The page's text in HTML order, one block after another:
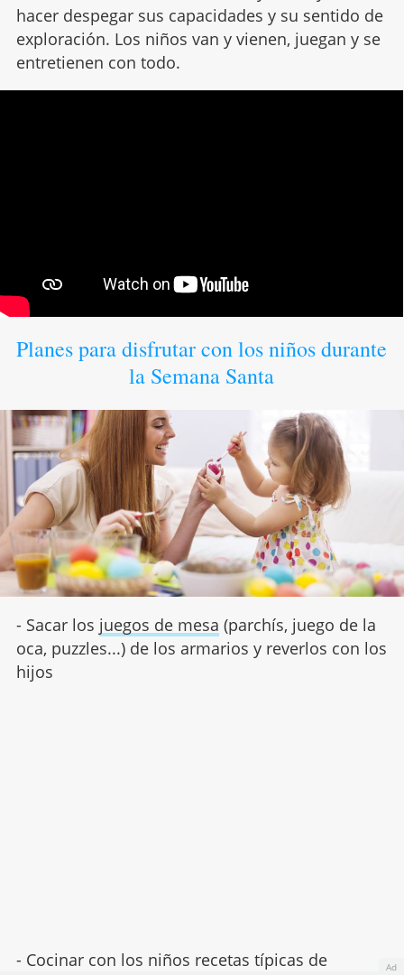
hacer despegar sus capacidades y su sentido de
exploración. Los niños van y vienen, juegan y se
entretienen con todo.
Planes para disfrutar con los niños durante
la Semana Santa
- Sacar los juegos de mesa (parchís, juego de la
oca, puzzles...) de los armarios y reverlos con los
hijos
- Cocinar con los niños recetas típicas de
Ad